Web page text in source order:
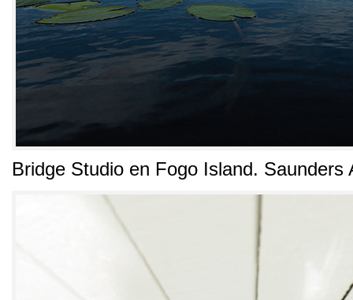
Bridge Studio en Fogo Island. Saunders